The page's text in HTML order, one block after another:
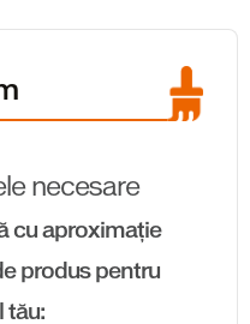
necesare
cu aproximație
produs pentru
tău: